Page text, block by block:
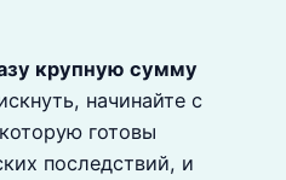
крупную сумму
начинайте с
готовы
последствий, и